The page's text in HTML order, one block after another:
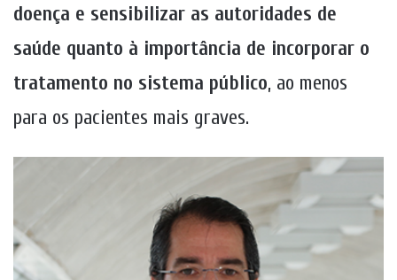
doença e sensibilizar as autoridades de
saúde quanto à importância de incorporar o
tratamento no sistema público, ao menos
para os pacientes mais graves.